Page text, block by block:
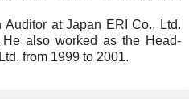
at Japan ERI Co., Ltd.
also worked as the Head-
from 1999 to 2001.